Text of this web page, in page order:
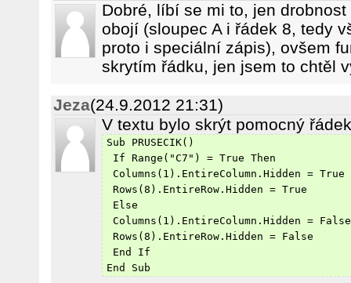
Dobré, líbí se mi to, jen
obojí (sloupec A i řádek 8, tedy
proto i speciální zápis), ovšem
skrytím řádku, jen jsem to chtěl
Jeza(24.9.2012 21:31)
V textu bylo skrýt pomocný
Sub PRUSECIK()
If Range("C7") = True Then
Columns(1).EntireColumn.Hidden = True
Rows(8).EntireRow.Hidden = True
Else
Columns(1).EntireColumn.Hidden = False
Rows(8).EntireRow.Hidden = False
End If
End Sub